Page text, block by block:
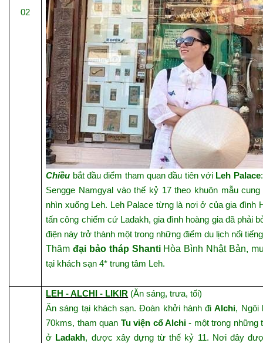
02
Chiều bắt đầu điểm tham quan đầu tiên với Leh Palace
Sengge Namgyal vào thế kỷ 17 theo khuôn mẫu
nhìn xuống Leh. Leh Palace từng là nơi ở của gia đình
tấn công chiếm cứ Ladakh, gia đình hoàng gia đã phải
điện này trở thành một trong những điểm du lịch nổi
Thămđại bảo tháp ShantiHòa Bình Nhật Bản,
tại khách sạn 4* trung tâm Leh.
LEH - ALCHI - LIKIR (Ăn sáng, trưa, tối)
Ăn sáng tại khách sạn. Đoàn khởi hành điAlchi, Ngôi
70kms, tham quan Tu viện cổ Alchi- một trong những
ở Ladakh, được xây dựng từ thế kỷ 11. Nơi đây